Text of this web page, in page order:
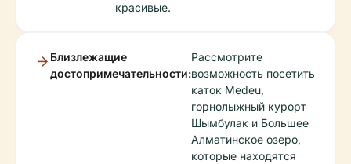
красивые.
Близлежащие
достопримечательности:
Рассмотрите
возможность посетить
каток Medeu,
горнолыжный курорт
Шымбулак и Большее
Алматинское озеро,
которые находятся